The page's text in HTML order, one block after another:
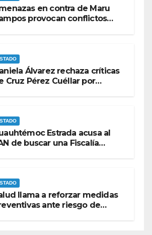
en contra de Maru
provocan conflictos
Álvarez rechaza críticas
Cruz Pérez Cuéllar por
Estrada acusa al
de buscar una Fiscalía
llama a reforzar medidas
ante riesgo de